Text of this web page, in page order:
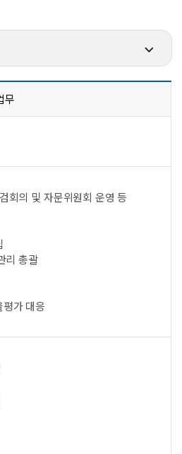
무
회의 및 자문위원회 운영 등
리 총괄
가 대응